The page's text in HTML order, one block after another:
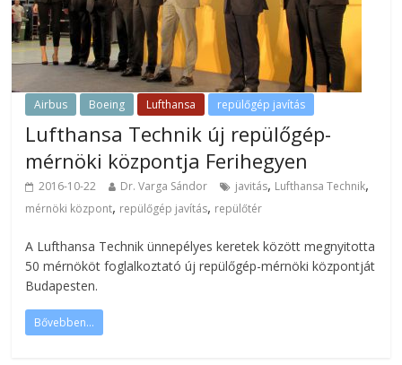
Airbus Boeing Lufthansa repülőgép javítás
Lufthansa Technik új repülőgép-
mérnöki központja Ferihegyen
2016-10-22 Dr. Varga Sándor javitás, Lufthansa Technik,
mérnöki központ, repülőgép javítás, repülőtér
A Lufthansa Technik ünnepélyes keretek között megnyitotta
50 mérnököt foglalkoztató új repülőgép-mérnöki központját
Budapesten.
Bővebben...